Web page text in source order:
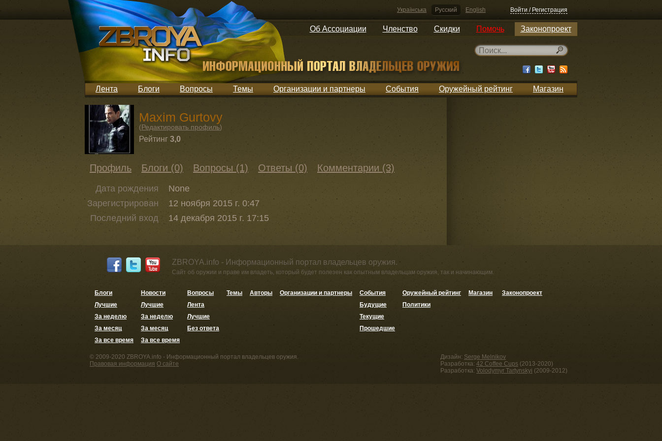
Українська Русский English Войти / Регистрация
Об Ассоциации Членство Скидки Помочь Законопроект
Лента Блоги Вопросы Темы Организации и партнеры События Оружейный рейтинг Магазин
Maxim Gurtovy
(Редактировать профиль)
Рейтинг 3,0
Профиль Блоги (0) Вопросы (1) Ответы (0) Комментарии (3)
Дата рождения
None
Зарегистрирован
12 ноября 2015 г. 0:47
Последний вход
14 декабря 2015 г. 17:15
ZBROYA.info - Информационный портал владельцев оружия.
Сайт об оружии и праве им владеть, который будет полезен как опытным владельцам оружия, так и начинающим.
Блоги
Лучшие
За неделю
За месяц
За все время
Новости
Лучшие
За неделю
За месяц
За все время
Вопросы
Лента
Лучшие
Без ответа
Темы Авторы Организации и партнеры
События
Будущие
Текущие
Прошедшие
Оружейный рейтинг
Политики
Магазин Законопроект
© 2009-2020 ZBROYA.info - Информационный портал владельцев оружия.
Правовая информация О сайте
Дизайн: Serge Melnikov
Разработка: 42 Coffee Cups (2013-2020)
Разработка: Volodymyr Tartynskyi (2009-2012)